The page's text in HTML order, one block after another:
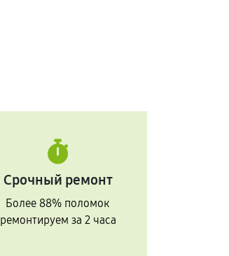
Срочный ремонт
Более 88% поломок
ремонтируем за 2 часа